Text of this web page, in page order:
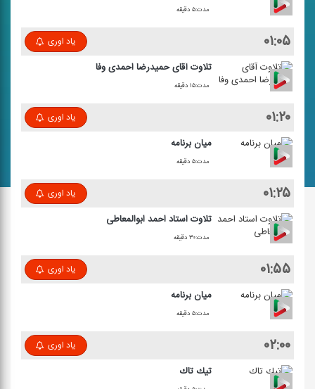
مدت:۵ دقیقه
۰۱:۰۵ یاد اوری
تلاوت آقای حمیدرضا احمدی وفا
مدت:۱۵ دقیقه
۰۱:۲۰ یاد اوری
میان برنامه
مدت:۵ دقیقه
۰۱:۲۵ یاد اوری
تلاوت استاد احمد ابوالمعاطی
مدت:۳۰ دقیقه
۰۱:۵۵ یاد اوری
میان برنامه
مدت:۵ دقیقه
۰۲:۰۰ یاد اوری
تیك تاك